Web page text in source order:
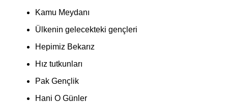
Kamu Meydanı
Ülkenin gelecekteki gençleri
Hepimiz Bekarız
Hız tutkunları
Pak Gençlik
Hani O Günler